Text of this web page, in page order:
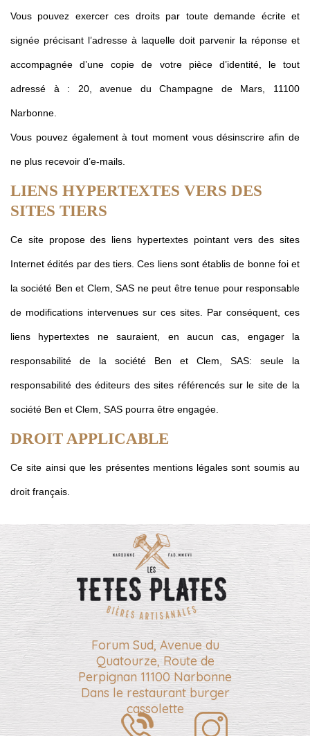
Vous pouvez exercer ces droits par toute demande écrite et
signée précisant l’adresse à laquelle doit parvenir la réponse et
accompagnée d’une copie de votre pièce d’identité, le tout
adressé à : 20, avenue du Champagne de Mars, 11100
Narbonne.
Vous pouvez également à tout moment vous désinscrire afin de
ne plus recevoir d’e-mails.
LIENS HYPERTEXTES VERS DES
SITES TIERS
Ce site propose des liens hypertextes pointant vers des sites
Internet édités par des tiers. Ces liens sont établis de bonne foi et
la société Ben et Clem, SAS ne peut être tenue pour responsable
de modifications intervenues sur ces sites. Par conséquent, ces
liens hypertextes ne sauraient, en aucun cas, engager la
responsabilité de la société Ben et Clem, SAS: seule la
responsabilité des éditeurs des sites référencés sur le site de la
société Ben et Clem, SAS pourra être engagée.
DROIT APPLICABLE
Ce site ainsi que les présentes mentions légales sont soumis au
droit français.
Forum Sud, Avenue du
Quatourze, Route de
Perpignan 11100 Narbonne
Dans le restaurant burger
cassolette